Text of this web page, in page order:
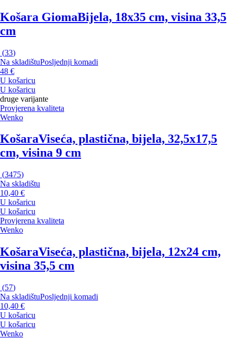
Košara GiomaBijela, 18x35 cm, visina 33,5
cm
(33)
Na skladištuPosljednji komadi
48 €
U košaricu
U košaricu
druge varijante
Provjerena kvaliteta
Wenko
KošaraViseća, plastična, bijela, 32,5x17,5
cm, visina 9 cm
(3475)
Na skladištu
10,40 €
U košaricu
U košaricu
Provjerena kvaliteta
Wenko
KošaraViseća, plastična, bijela, 12x24 cm,
visina 35,5 cm
(57)
Na skladištuPosljednji komadi
10,40 €
U košaricu
U košaricu
Wenko